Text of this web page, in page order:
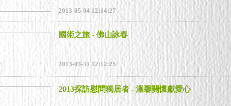
2013-05-04 12:14:27
國術之旅 - 佛山詠春
2013-03-31 12:12:25
2013探訪慰問獨居者 - 溫馨關懷獻愛心